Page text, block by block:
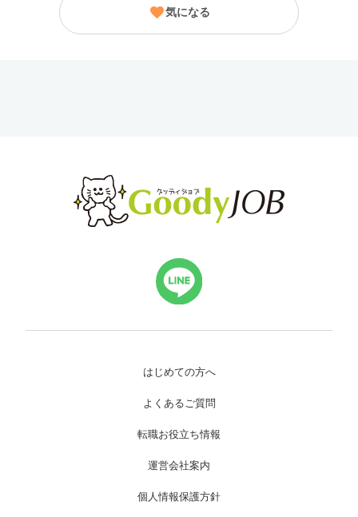
気になる
はじめての方へ
よくあるご質問
転職お役立ち情報
運営会社案内
個人情報保護方針